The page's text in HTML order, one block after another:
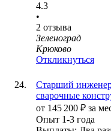
4.3
•
2 отзыва
Зеленоград
Крюково
Откликнуться
Старший
сварочные
от 145 200 ₽ за
Опыт 1-3 года